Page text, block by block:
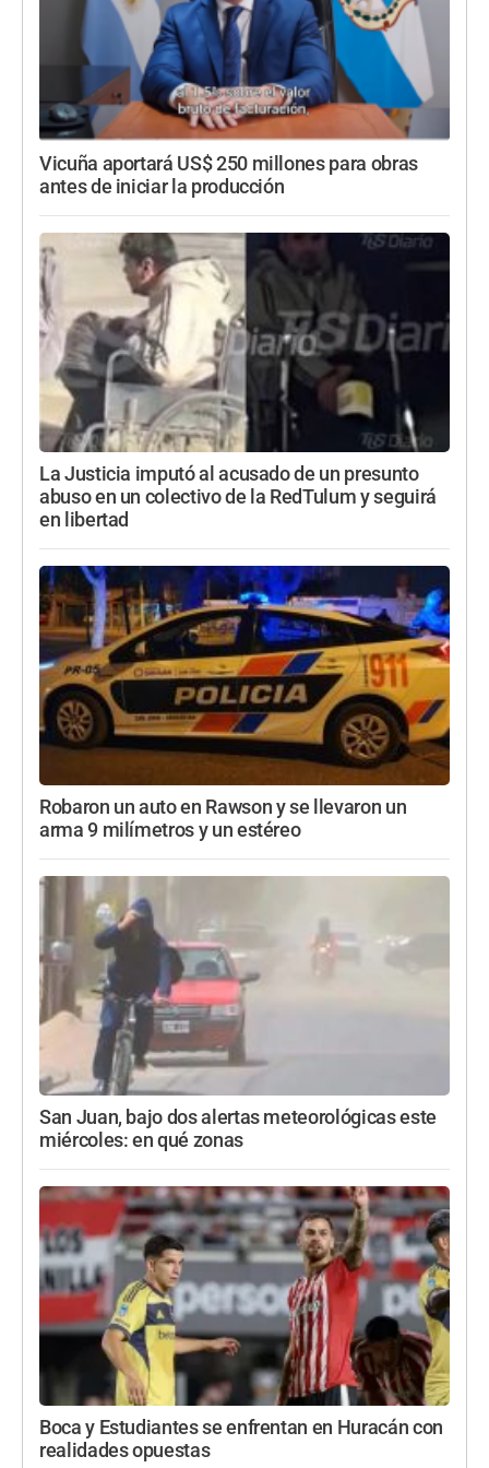
Vicuña aportará US$ 250 millones para obras
antes de iniciar la producción
La Justicia imputó al acusado de un presunto
abuso en un colectivo de la RedTulum y seguirá
en libertad
Robaron un auto en Rawson y se llevaron un
arma 9 milímetros y un estéreo
San Juan, bajo dos alertas meteorológicas este
miércoles: en qué zonas
Boca y Estudiantes se enfrentan en Huracán con
realidades opuestas